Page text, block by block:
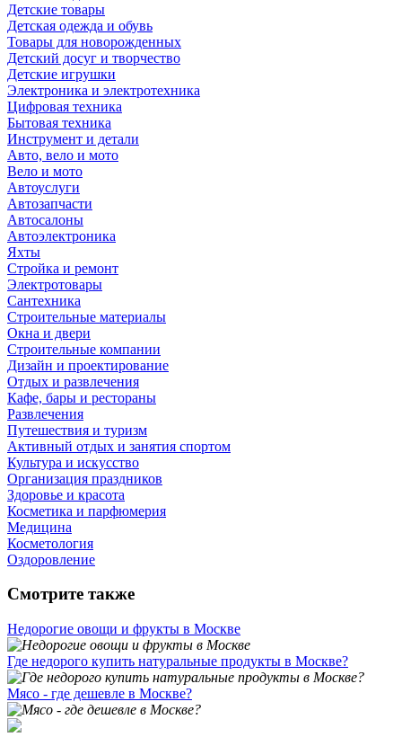
Детские товары
Детская одежда и обувь
Товары для новорожденных
Детский досуг и творчество
Детские игрушки
Электроника и электротехника
Цифровая техника
Бытовая техника
Инструмент и детали
Авто, вело и мото
Вело и мото
Автоуслуги
Автозапчасти
Автосалоны
Автоэлектроника
Яхты
Стройка и ремонт
Электротовары
Сантехника
Строительные материалы
Окна и двери
Строительные компании
Дизайн и проектирование
Отдых и развлечения
Кафе, бары и рестораны
Развлечения
Путешествия и туризм
Активный отдых и занятия спортом
Культура и искусство
Организация праздников
Здоровье и красота
Косметика и парфюмерия
Медицина
Косметология
Оздоровление
Смотрите также
Недорогие овощи и фрукты в Москве
Где недорого купить натуральные продукты в Москве?
Мясо - где дешевле в Москве?